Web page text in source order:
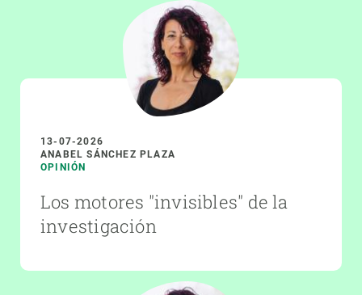
13-07-2026
ANABEL SÁNCHEZ PLAZA
OPINIÓN
Los motores "invisibles" de la
investigación